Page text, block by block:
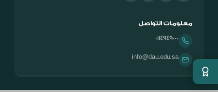
معلومات التواصل
0114949000
info@dau.edu.sa